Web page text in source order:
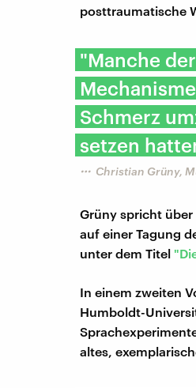
posttraumatische
"Manche
Schmerz
setzen
Christian Grüny,
Grüny spricht
auf einer Tagung
unter dem Titel
In einem zweiten
Humboldt-
altes,